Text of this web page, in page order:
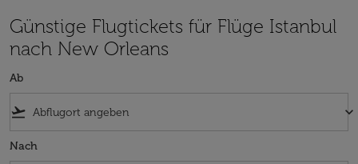
Günstige Flugtickets für Flüge Istanbul
nach New Orleans
Ab
flight_takeoff keyboard_arrow_down
Nach